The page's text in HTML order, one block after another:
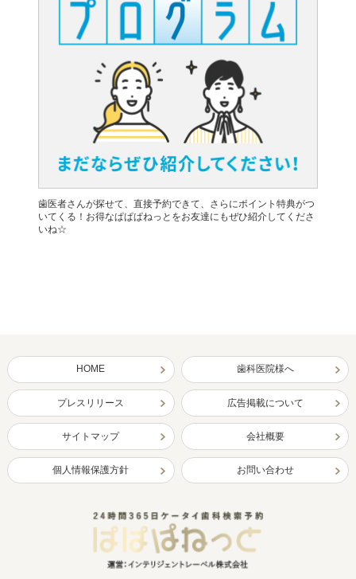
歯医者さんが探せて、直接予約できて、さらにポイント特典がつ
いてくる！お得なぱぱぱねっとをお友達にもぜひ紹介してくださ
いね☆
HOME 歯科医院様へ
プレスリリース 広告掲載について
サイトマップ 会社概要
個人情報保護方針 お問い合わせ